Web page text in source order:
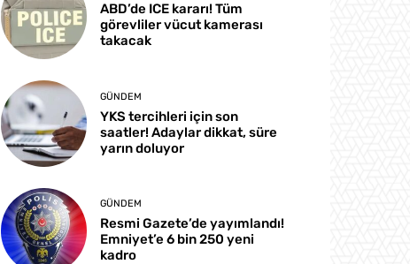
ABD’de ICE kararı! Tüm
görevliler vücut kamerası
takacak
GÜNDEM
YKS tercihleri için son
saatler! Adaylar dikkat, süre
yarın doluyor
GÜNDEM
Resmi Gazete’de yayımlandı!
Emniyet’e 6 bin 250 yeni
kadro